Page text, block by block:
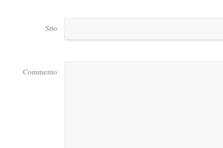
Sito
Commento